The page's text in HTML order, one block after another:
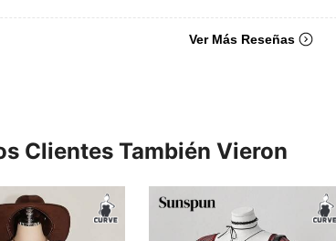
Ver Más Reseñas
Clientes También Vieron